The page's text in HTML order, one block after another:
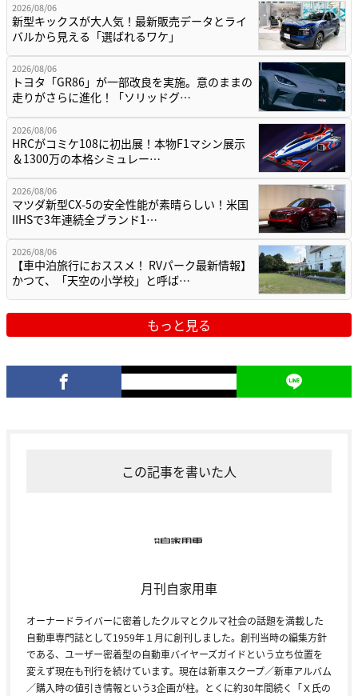
2026/08/06
新型キックスが大人気！最新販売データとライ
バルから見える「選ばれるワケ」
2026/08/06
トヨタ「GR86」が一部改良を実施。意のままの
走りがさらに進化！「ソリッドグ…
2026/08/06
HRCがコミケ108に初出展！本物F1マシン展示
＆1300万の本格シミュレー…
2026/08/06
マツダ新型CX-5の安全性能が素晴らしい！米国
IIHSで3年連続全ブランド1…
2026/08/06
【車中泊旅行におススメ！ RVパーク最新情報】
かつて、「天空の小学校」と呼ば…
もっと見る
この記事を書いた人
月刊自家用車
オーナードライバーに密着したクルマとクルマ社会の話題を満載した
自動車専門誌として1959年１月に創刊しました。創刊当時の編集方針
である、ユーザー密着型の自動車バイヤーズガイドという立ち位置を
変えず現在も刊行を続けています。現在は新車スクープ／新車アルバム
／購入時の値引き情報という3企画が柱。とくに約30年間続く「Ｘ氏の